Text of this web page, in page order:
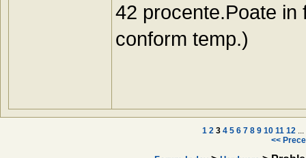
42 procente.Poate in
conform temp.)
1 2 3 4 5 6 7 8 9 10 11 12 ...
<<